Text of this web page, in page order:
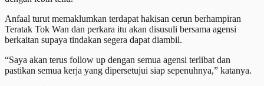
Anfaal turut memaklumkan terdapat hakisan cerun berhampiran
Teratak Tok Wan dan perkara itu akan disusuli bersama agensi
berkaitan supaya tindakan segera dapat diambil.
“Saya akan terus follow up dengan semua agensi terlibat dan
pastikan semua kerja yang dipersetujui siap sepenuhnya,” katanya.